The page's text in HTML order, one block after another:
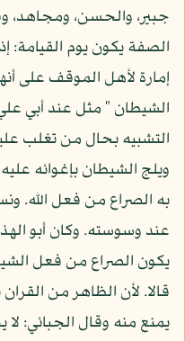
جبير، والحسن، ومجاهد،
الصفة يكون يوم القيامة:
إمارة لأهل الموقف على
الشيطان " مثل عند أبي
التشبيه بحال من تغلب
ويلج الشيطان بإغوائه
به الصراع من فعل الله.
عند وسوسته. وكان أبو
يكون الصراع من فعل
قالا. لأن الظاهر من
يمنع منه وقال الجبائي: